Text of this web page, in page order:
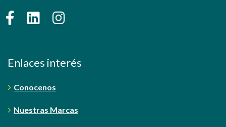
Enlaces interés
Conocenos
Nuestras Marcas